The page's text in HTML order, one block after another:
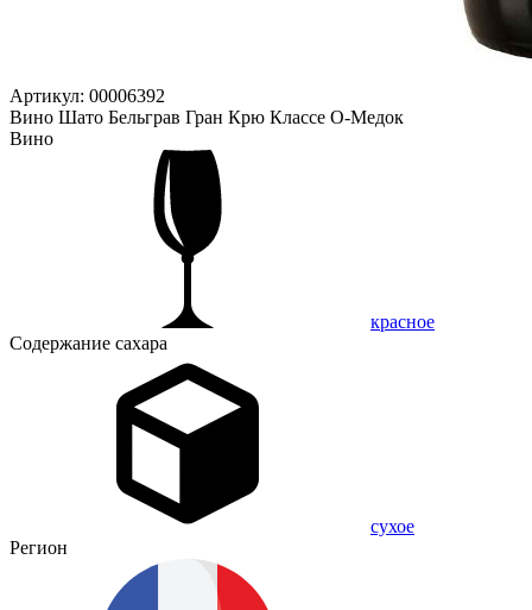
Артикул: 00006392
Вино Шато Бельграв Гран Крю Классе О-Медок
Вино
красное
Содержание сахара
сухое
Регион